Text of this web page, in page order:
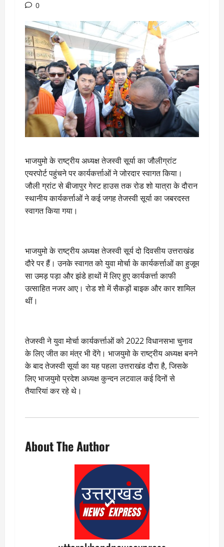
0
भाजयुमो के राष्ट्रीय अध्यक्ष तेजस्वी सूर्या का जौलीग्रांट
एयरपोर्ट पहुंचने पर कार्यकर्त्ताओं ने जोरदार स्वागत किया।
जौली ग्रांट से बीजापुर गेस्ट हाउस तक रोड शो यात्रा के दौरान
स्थानीय कार्यकर्त्ताओं ने कई जगह तेजस्वी सूर्या का जबरदस्त
स्वागत किया गया।
भाजयुमो के राष्ट्रीय अध्यक्ष तेजस्वी सूर्य दो दिवसीय उत्तराखंड
दौरे पर हैं। उनके स्वागत को युवा मोर्चा के कार्यकर्त्ताओं का हुजूम
सा उमड़ पड़ा और झंडे हाथों में लिए हुए कार्यकर्त्ता काफी
उत्साहित नजर आए। रोड शो में सैकड़ों बाइक और कार शामिल
थीं।
तेजस्वी ने युवा मोर्चा कार्यकर्त्ताओं को 2022 विधानसभा चुनाव
के लिए जीत का मंत्र भी देंगे। भाजयुमो के राष्ट्रीय अध्यक्ष बनने
के बाद तेजस्वी सूर्या का यह पहला उत्तराखंड दौरा है, जिसके
लिए भाजयुमो प्रदेश अध्यक्ष कुन्दन लटवाल कई दिनों से
तैयारियां कर रहे थे।
About The Author